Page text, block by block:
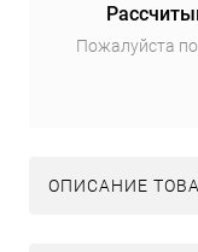
Пожалуйста
ОПИСАНИЕ